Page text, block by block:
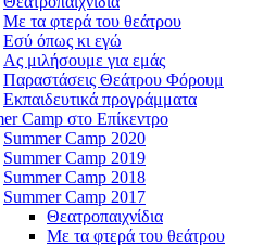
Με τα φτερά του θεάτρου
Εσύ όπως κι εγώ
Ας μιλήσουμε για εμάς
Παραστάσεις Θεάτρου Φόρουμ
Εκπαιδευτικά προγράμματα
Camp στο Επίκεντρο
Summer Camp 2020
Summer Camp 2019
Summer Camp 2018
Summer Camp 2017
Θεατροπαιχνίδια
Με τα φτερά του θεάτρου